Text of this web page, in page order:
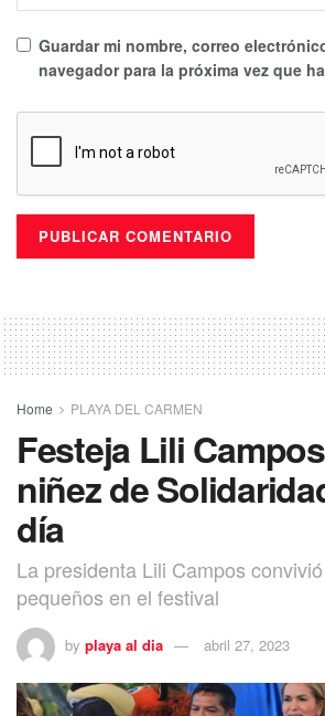
Guardar mi nombre, correo
navegador para la próxima vez que
Home PLAYA DEL CARMEN
Festeja Lili
niñez de
día
La presidenta Lili Campos
pequeños en el festival
by playa al dia abril 27, 2023